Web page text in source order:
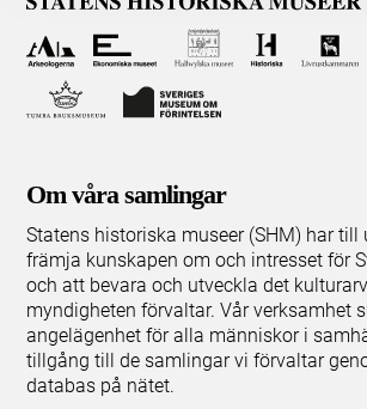
Om våra samlingar
Statens historiska museer (SHM) har
främja kunskapen om och intresset för
och att bevara och utveckla det
myndigheten förvaltar. Vår verksamhet
angelägenhet för alla människor i
tillgång till de samlingar vi förvaltar
databas på nätet.